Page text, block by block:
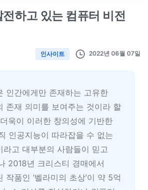
하고 있는 컴퓨터 비전
인사이트 2022년 06월 07일
인간에게만 존재하는 고유한
존재 의미를 보여주는 것이라 할
욱이 이러한 창의성에 기반한
인공지능이 따라잡을 수 없는
라고 대부분의 사람들이 믿고
2018년 크리스티 경매에서
작품인 ‘벨라미의 초상’이 약 5억